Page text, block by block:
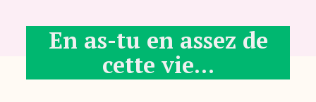
En as-tu en assez de
cette vie...